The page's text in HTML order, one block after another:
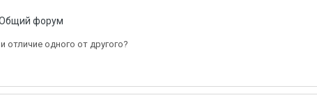
форум
одного от другого?